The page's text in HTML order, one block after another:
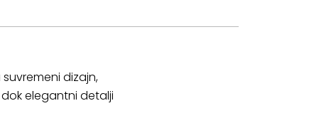
dizajn,
elegantni detalji